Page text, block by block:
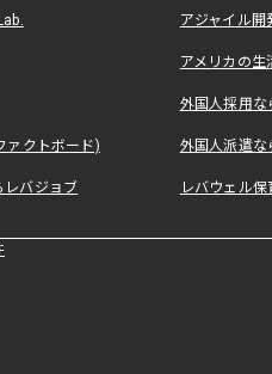
アジャイル
アメリカの
外国人採用
ァクトボード) 外国人派遣な
レバジョブ レバウェル